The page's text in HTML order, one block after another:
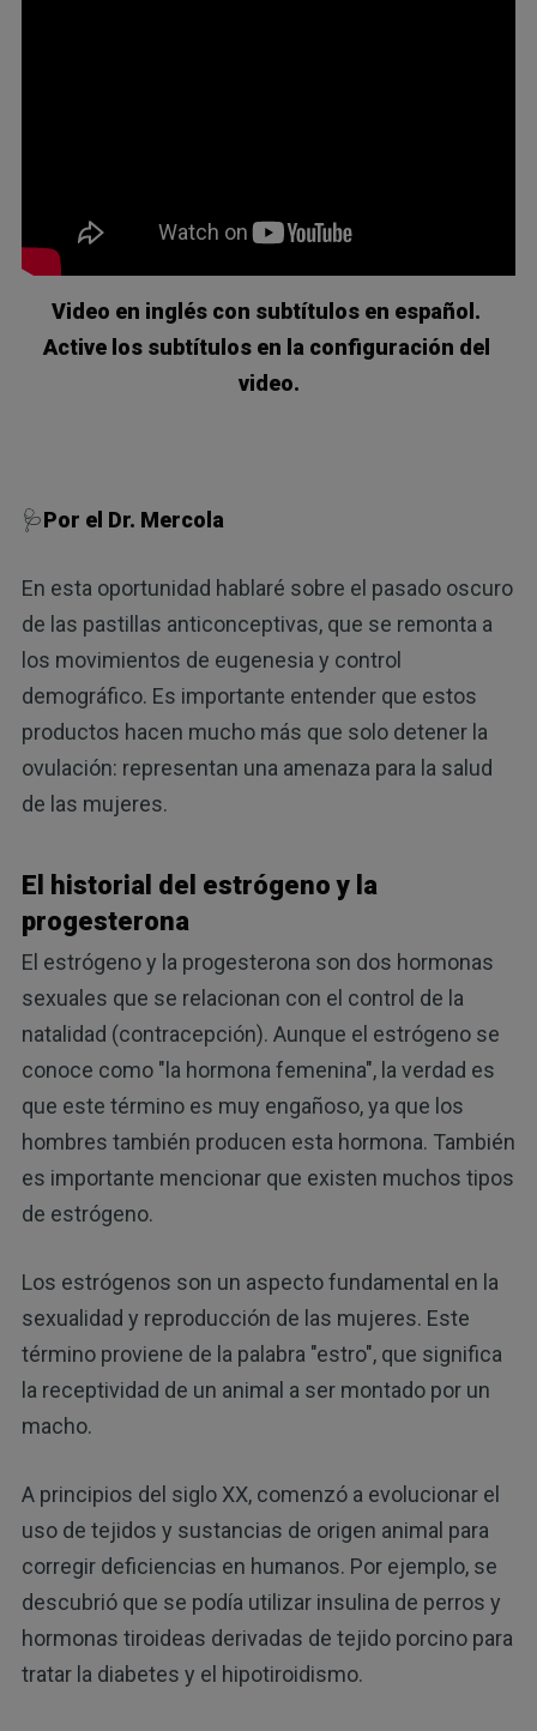
Video en inglés con subtítulos en español.
Active los subtítulos en la configuración del
video.
🩺Por el Dr. Mercola
En esta oportunidad hablaré sobre el pasado oscuro
de las pastillas anticonceptivas, que se remonta a
los movimientos de eugenesia y control
demográfico. Es importante entender que estos
productos hacen mucho más que solo detener la
ovulación: representan una amenaza para la salud
de las mujeres.
El historial del estrógeno y la
progesterona
El estrógeno y la progesterona son dos hormonas
sexuales que se relacionan con el control de la
natalidad (contracepción). Aunque el estrógeno se
conoce como "la hormona femenina", la verdad es
que este término es muy engañoso, ya que los
hombres también producen esta hormona. También
es importante mencionar que existen muchos tipos
de estrógeno.
Los estrógenos son un aspecto fundamental en la
sexualidad y reproducción de las mujeres. Este
término proviene de la palabra "estro", que significa
la receptividad de un animal a ser montado por un
macho.
A principios del siglo XX, comenzó a evolucionar el
uso de tejidos y sustancias de origen animal para
corregir deficiencias en humanos. Por ejemplo, se
descubrió que se podía utilizar insulina de perros y
hormonas tiroideas derivadas de tejido porcino para
tratar la diabetes y el hipotiroidismo.